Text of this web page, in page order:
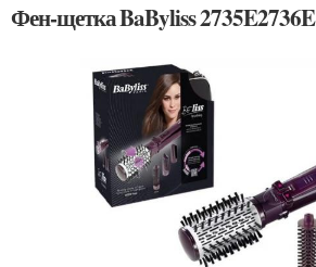
Фен-щетка BaByliss 2735E2736E